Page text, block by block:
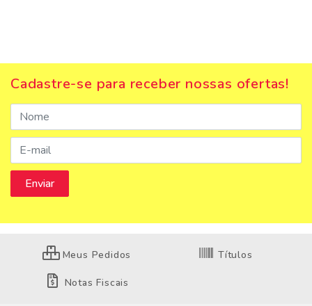
Cadastre-se para receber nossas ofertas!
Meus Pedidos Títulos
Notas Fiscais